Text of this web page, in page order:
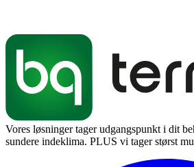
Vores løsninger tager udgangspunkt i dit
sundere indeklima. PLUS vi tager størst